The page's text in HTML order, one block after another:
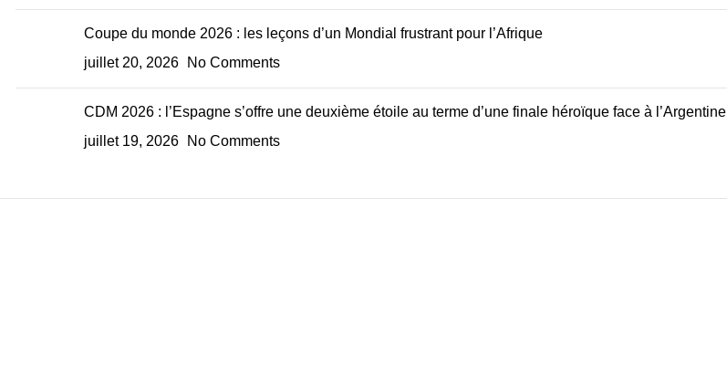
Coupe du monde 2026 : les leçons d’un Mondial frustrant pour l’Afrique
juillet 20, 2026
No Comments
CDM 2026 : l’Espagne s’offre une deuxième étoile au terme d’une finale héroïque face à l’Argentine
juillet 19, 2026
No Comments